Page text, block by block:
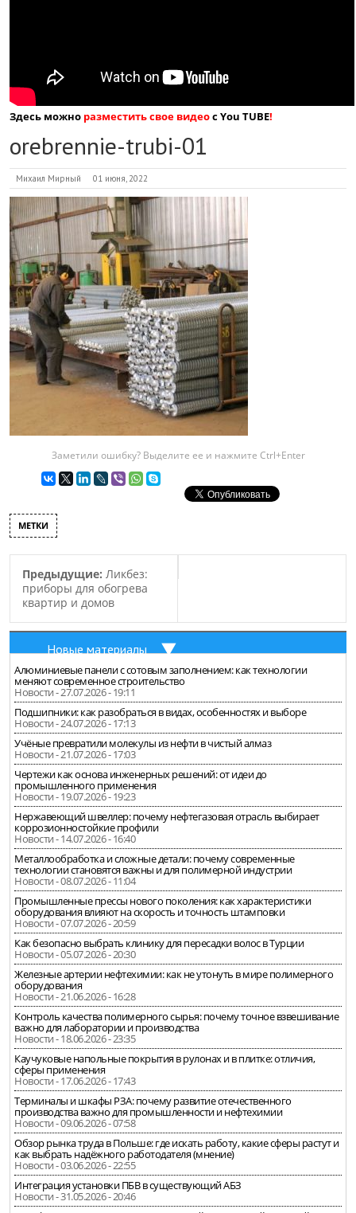
Здесь можно разместить свое видеос You TUBE!
orebrennie-trubi-01
Михаил Мирный 01 июня, 2022
Заметили ошибку? Выделите ее и нажмите Ctrl+Enter
МЕТКИ
Предыдущие: Ликбез:
приборы для обогрева
квартир и домов
Новые материалы
Алюминиевые панели с сотовым заполнением: как технологии
меняют современное строительство
Новости - 27.07.2026 - 19:11
Подшипники: как разобраться в видах, особенностях и выборе
Новости - 24.07.2026 - 17:13
Учёные превратили молекулы из нефти в чистый алмаз
Новости - 21.07.2026 - 17:03
Чертежи как основа инженерных решений: от идеи до
промышленного применения
Новости - 19.07.2026 - 19:23
Нержавеющий швеллер: почему нефтегазовая отрасль выбирает
коррозионностойкие профили
Новости - 14.07.2026 - 16:40
Металлообработка и сложные детали: почему современные
технологии становятся важны и для полимерной индустрии
Новости - 08.07.2026 - 11:04
Промышленные прессы нового поколения: как характеристики
оборудования влияют на скорость и точность штамповки
Новости - 07.07.2026 - 20:59
Как безопасно выбрать клинику для пересадки волос в Турции
Новости - 05.07.2026 - 20:30
Железные артерии нефтехимии: как не утонуть в мире полимерного
оборудования
Новости - 21.06.2026 - 16:28
Контроль качества полимерного сырья: почему точное взвешивание
важно для лаборатории и производства
Новости - 18.06.2026 - 23:35
Каучуковые напольные покрытия в рулонах и в плитке: отличия,
сферы применения
Новости - 17.06.2026 - 17:43
Терминалы и шкафы РЗА: почему развитие отечественного
производства важно для промышленности и нефтехимии
Новости - 09.06.2026 - 07:58
Обзор рынка труда в Польше: где искать работу, какие сферы растут и
как выбрать надёжного работодателя (мнение)
Новости - 03.06.2026 - 22:55
Интеграция установки ПБВ в существующий АБЗ
Новости - 31.05.2026 - 20:46